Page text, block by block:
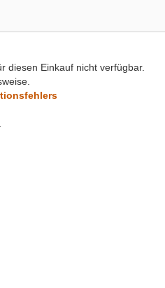
diesen Einkauf nicht verfügbar.